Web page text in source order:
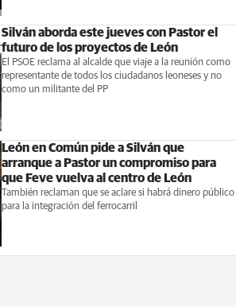
Silván aborda este jueves con Pastor el
futuro de los proyectos de León
El PSOE reclama al alcalde que viaje a la reunión como
representante de todos los ciudadanos leoneses y no
como un militante del PP
León en Común pide a Silván que
arranque a Pastor un compromiso para
que Feve vuelva al centro de León
También reclaman que se aclare si habrá dinero público
para la integración del ferrocarril